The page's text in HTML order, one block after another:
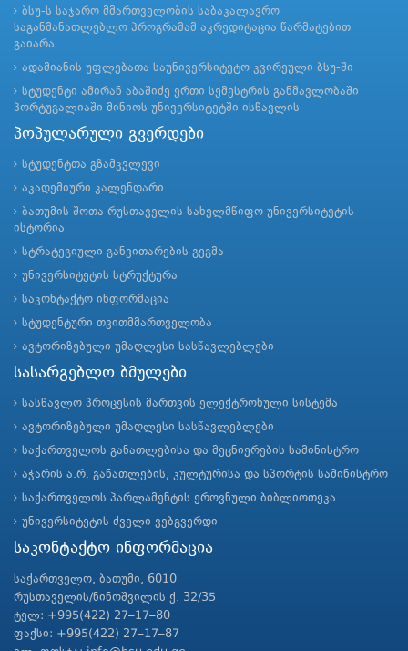
ბსუ-ს საჯარო მმართველობის საბაკალავრო
საგანმანათლებლო პროგრამამ აკრედიტაცია წარმატებით
გაიარა
ადამიანის უფლებათა საუნივერსიტეტო კვირეული ბსუ-ში
სტუდენტი ამირან აბაშიძე ერთი სემესტრის განმავლობაში
პორტუგალიაში მინიოს უნივერსიტეტში ისწავლის
პოპულარული გვერდები
სტუდენტთა გზამკვლევი
აკადემიური კალენდარი
ბათუმის შოთა რუსთაველის სახელმწიფო უნივერსიტეტის
ისტორია
სტრატეგიული განვითარების გეგმა
უნივერსიტეტის სტრუქტურა
საკონტაქტო ინფორმაცია
სტუდენტური თვითმმართველობა
ავტორიზებული უმაღლესი სასწავლებლები
სასარგებლო ბმულები
სასწავლო პროცესის მართვის ელექტრონული სისტემა
ავტორიზებული უმაღლესი სასწავლებლები
საქართველოს განათლებისა და მეცნიერების სამინისტრო
აჭარის ა.რ. განათლების, კულტურისა და სპორტის სამინისტრო
საქართველოს პარლამენტის ეროვნული ბიბლიოთეკა
უნივერსიტეტის ძველი ვებგვერდი
საკონტაქტო ინფორმაცია
საქართველო, ბათუმი, 6010
რუსთაველის/ნინოშვილის ქ. 32/35
ტელ: +995(422) 27–17–80
ფაქსი: +995(422) 27–17–87